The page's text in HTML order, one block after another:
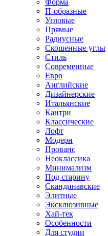
Форма
П-образные
Угловые
Прямые
Радиусные
Скошенные углы
Стиль
Современные
Евро
Английские
Дизайнерские
Итальянские
Кантри
Классические
Лофт
Модерн
Прованс
Неоклассика
Минимализм
Под старину
Скандинавские
Элитные
Эксклюзивные
Хай-тек
Особенности
Для студии